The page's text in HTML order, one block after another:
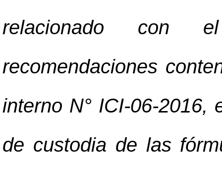
relacionado con
recomendaciones
interno N° ICI-06-2016,
de custodia de las